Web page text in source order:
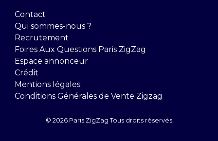
Contact
Qui sommes-nous ?
Recrutement
Foires Aux Questions Paris ZigZag
Espace annonceur
Crédit
Mentions légales
Conditions Générales de Vente Zigzag
© 2026 Paris ZigZag Tous droits réservés